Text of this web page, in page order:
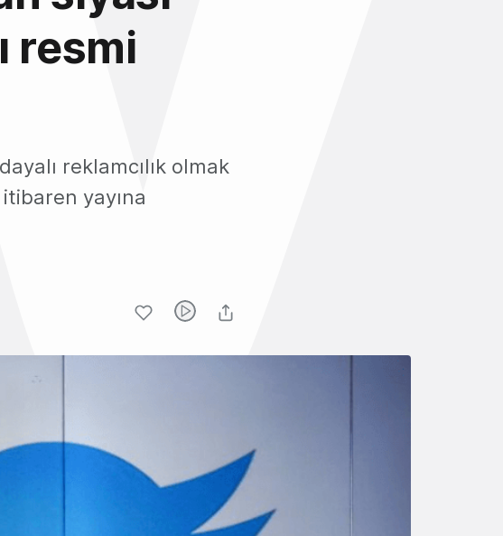
resmi
reklamcılık olmak
yayına